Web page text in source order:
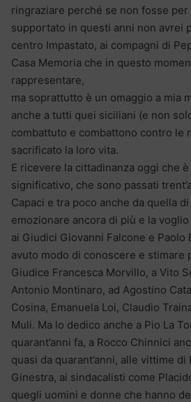
ringraziare perché se non fosse
supportato in questi anni non avrei
centro Impastato, ai compagni di
Casa Memoria che in questo
rappresentare,
ma soprattutto è un omaggio a mia
anche a tutti quei siciliani (e non
combattuto e combattono contro le
sacrificato la loro vita.
E ricevere la cittadinanza oggi che
significativo, che sono passati
Capaci e tra poco anche da quella di
emozionare ancora di più e la
ai Giudici Giovanni Falcone e Paolo
avuto modo di conoscere e stimare
Giudice Francesca Morvillo, a Vito
Antonio Montinaro, ad Agostino
Cosina, Emanuela Loi, Claudio
Muli. Ma lo dedico anche a Pio La
quarant’anni fa, a Rocco Chinnici
quasi da quarant’anni, alle vittime
Ginestra, ai sindacalisti come
quegli uomini e donne che hanno